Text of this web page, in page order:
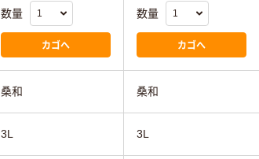
数量
カゴへ
数量
カゴへ
桑和 桑和
3L 3L